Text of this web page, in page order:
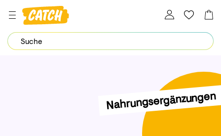
Dein Password wurde erfolgreich geändert.
Nahrungsergänzungen